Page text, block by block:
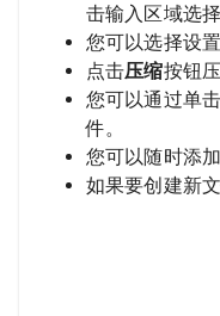
击输入区域选择
您可以选择设置
点击压缩按钮
您可以通过单
件。
您可以随时添加
如果要创建新